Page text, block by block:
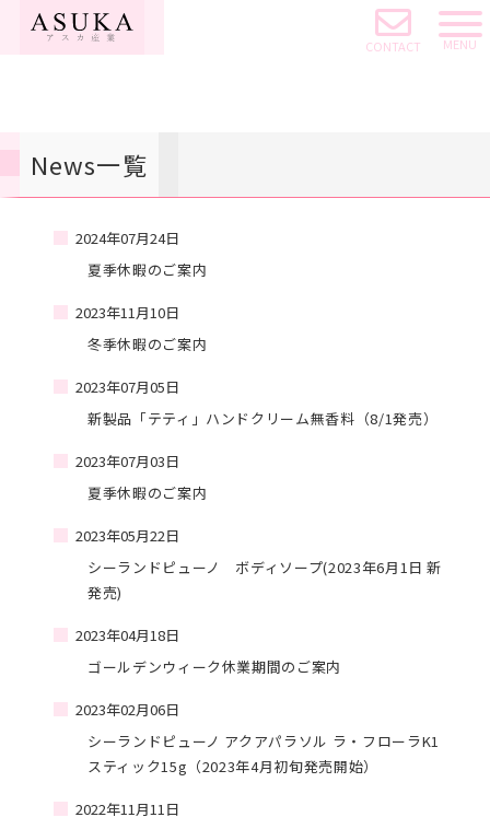
CONTACT
News一覧
2024年07月24日
夏季休暇のご案内
2023年11月10日
冬季休暇のご案内
2023年07月05日
新製品「テティ」ハンドクリーム無香料（8/1発売）
2023年07月03日
夏季休暇のご案内
2023年05月22日
シーランドピューノ ボディソープ(2023年6月1日 新
発売)
2023年04月18日
ゴールデンウィーク休業期間のご案内
2023年02月06日
シーランドピューノ アクアパラソル ラ・フローラK1
スティック15g（2023年4月初旬発売開始）
2022年11月11日